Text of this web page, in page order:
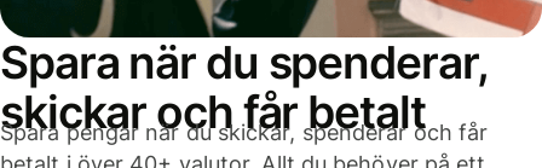
Spara när du spenderar,
skickar och får betalt
Spara pengar när du skickar, spenderar och får